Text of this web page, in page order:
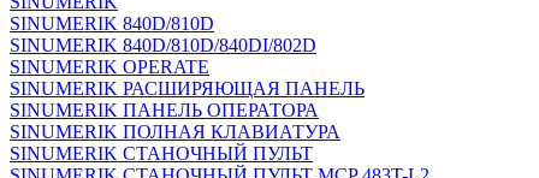
SINUMERIK 840D/810D
SINUMERIK 840D/810D/840DI/802D
SINUMERIK OPERATE
SINUMERIK РАСШИРЯЮЩАЯ ПАНЕЛЬ
SINUMERIK ПАНЕЛЬ ОПЕРАТОРА
SINUMERIK ПОЛНАЯ КЛАВИАТУРА
SINUMERIK СТАНОЧНЫЙ ПУЛЬТ